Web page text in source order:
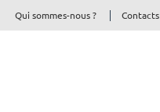
Qui sommes-nous ? Contacts